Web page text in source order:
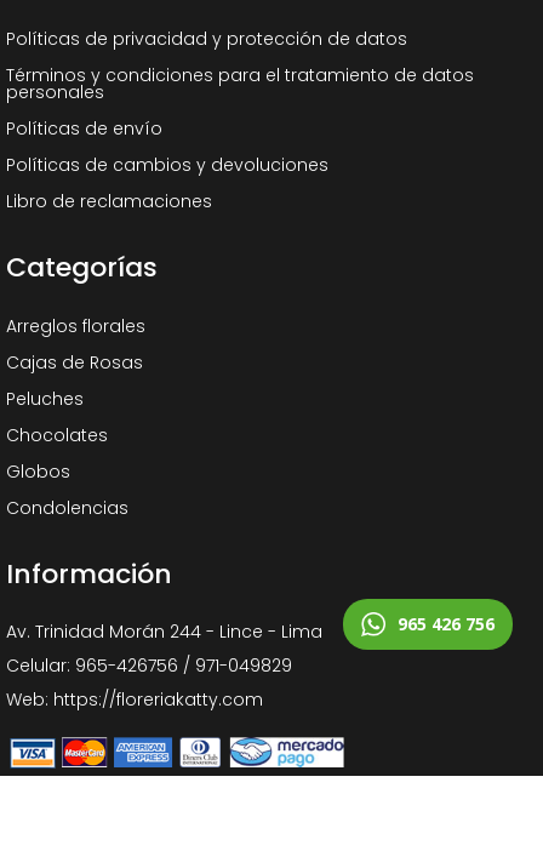
Políticas de privacidad y protección de datos
Términos y condiciones para el tratamiento de datos
personales
Políticas de envío
Políticas de cambios y devoluciones
Libro de reclamaciones
Categorías
Arreglos florales
Cajas de Rosas
Peluches
Chocolates
Globos
Condolencias
Información
Av. Trinidad Morán 244 - Lince - Lima
Celular: 965-426756 / 971-049829
Web: https://floreriakatty.com
965 426 756